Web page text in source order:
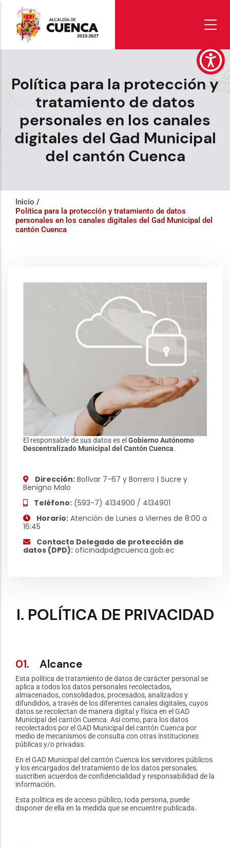
contenido
principal
Política para la protección y
tratamiento de datos
personales en los canales
digitales del Gad Municipal
del cantón Cuenca
Inicio /
Política para la protección y tratamiento de datos
personales en los canales digitales del Gad Municipal del
cantón Cuenca
El responsable de sus datos es elGobierno Autónomo
Descentralizado Municipal del Cantón Cuenca.
Dirección: Bolívar 7-67 y Borrero | Sucre y
Benigno Malo
Teléfono: (593-7) 4134900 / 4134901
Horario: Atención de Lunes a Viernes de 8:00 a
16:45
Contacto Delegado de protección de
datos (DPD): oficinadpd@cuenca.gob.ec
I. POLÍTICA DE PRIVACIDAD
01. Alcance
Esta política de tratamiento de datos de carácter personal se
aplica a todos los datos personales recolectados,
almacenados, consolidados, procesados, analizados y
difundidos, a través de los diferentes canales digitales, cuyos
datos se recolectan de manera digital y física en el GAD
Municipal del cantón Cuenca. Así como, para los datos
recolectados por el GAD Municipal del cantón Cuenca por
medio de mecanismos de consulta con otras instituciones
públicas y/o privadas.
En el GAD Municipal del cantón Cuenca los servidores públicos
y los encargados del tratamiento de los datos personales,
suscriben acuerdos de confidencialidad y responsabilidad de la
información.
Esta política es de acceso público, toda persona, puede
disponer de ella en la medida que se encuentre publicada.